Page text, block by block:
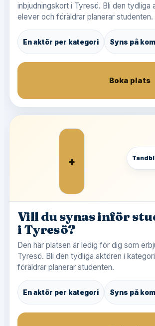
inbjudningskort i Tyresö. Bli den tydliga
elever och föräldrar planerar studenten.
En aktör per kategori Syns på
Boka plats
+
Vill du synas inför
i Tyresö?
Den här platsen är ledig för dig som
Tyresö. Bli den tydliga aktören i
föräldrar planerar studenten.
En aktör per kategori Syns på